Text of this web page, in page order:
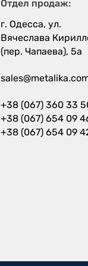
Отдел продаж:
г. Одесса, ул.
Вячеслава
(пер. Чапаева), 5а
+38 (067) 360 33
+38 (067) 654 09
+38 (067) 654 09